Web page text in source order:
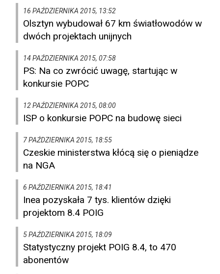
16 PAŹDZIERNIKA 2015, 13:52
Olsztyn wybudował 67 km światłowodów w
dwóch projektach unijnych
14 PAŹDZIERNIKA 2015, 07:58
PS: Na co zwrócić uwagę, startując w
konkursie POPC
12 PAŹDZIERNIKA 2015, 08:00
ISP o konkursie POPC na budowę sieci
7 PAŹDZIERNIKA 2015, 18:55
Czeskie ministerstwa kłócą się o pieniądze
na NGA
6 PAŹDZIERNIKA 2015, 18:41
Inea pozyskała 7 tys. klientów dzięki
projektom 8.4 POIG
5 PAŹDZIERNIKA 2015, 18:09
Statystyczny projekt POIG 8.4, to 470
abonentów